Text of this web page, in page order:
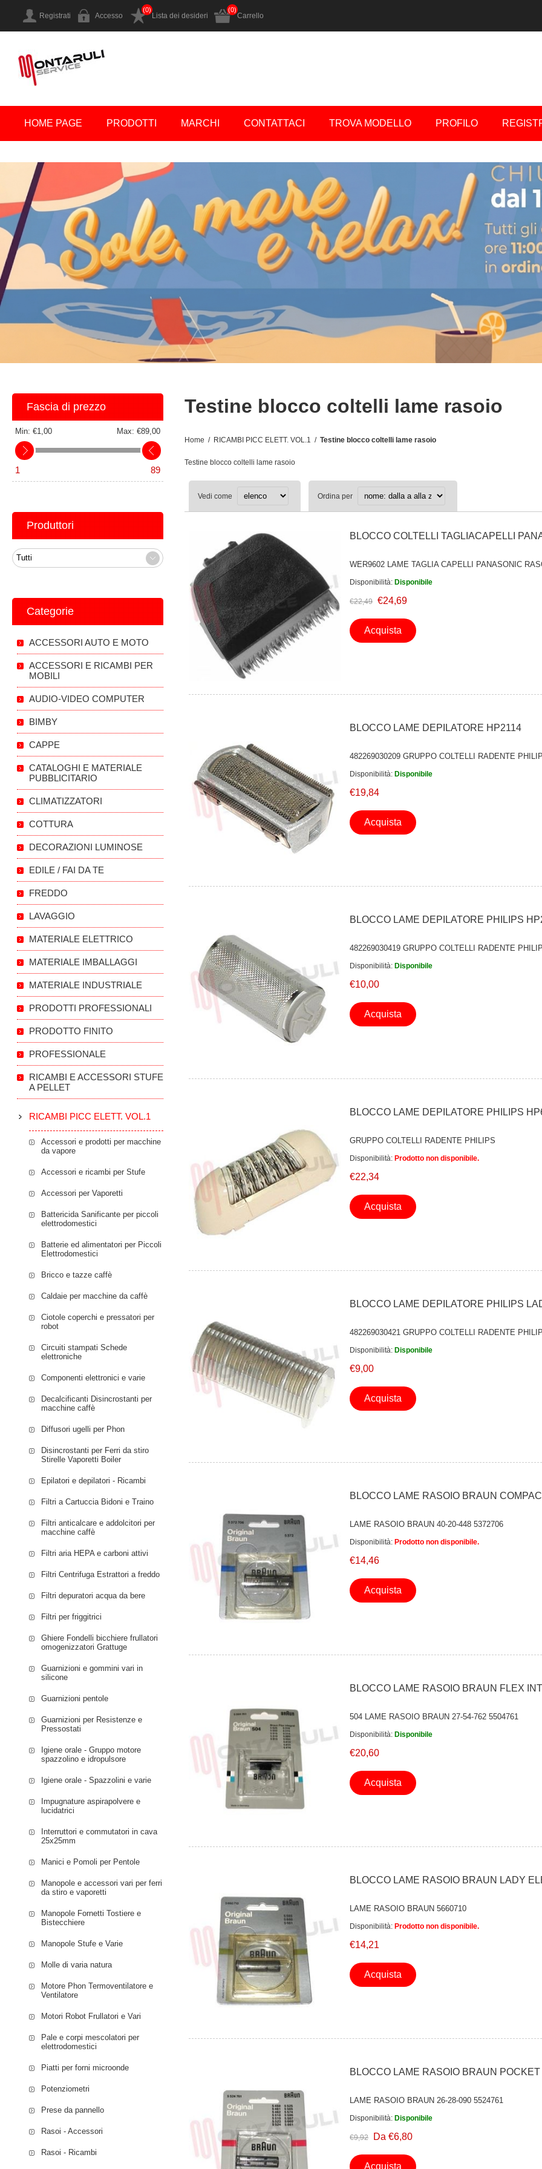
Registrati Accesso Lista dei desideri
(0)
Carrello
(0)
HOME PAGE PRODOTTI MARCHI CONTATTACI TROVA MODELLO PROFILO
Testine blocco coltelli lame rasoio
Home / RICAMBI PICC ELETT. VOL.1 / Testine blocco coltelli lame rasoio
Testine blocco coltelli lame rasoio
Vedi come Ordina per
BLOCCO COLTELLI TAGLIACAPELLI
WER9602 LAME TAGLIA CAPELLI PANASONIC
Disponibilità: Disponibile
€22,49 €24,69
Acquista
BLOCCO LAME DEPILATORE HP2114
482269030209 GRUPPO COLTELLI RADENTE
Disponibilità: Disponibile
€19,84
Acquista
BLOCCO LAME DEPILATORE PHILIPS
482269030419 GRUPPO COLTELLI RADENTE
Disponibilità: Disponibile
€10,00
Acquista
BLOCCO LAME DEPILATORE PHILIPS
GRUPPO COLTELLI RADENTE PHILIPS
Disponibilità: Prodotto non disponibile.
€22,34
Acquista
BLOCCO LAME DEPILATORE PHILIPS
482269030421 GRUPPO COLTELLI RADENTE
Disponibilità: Disponibile
€9,00
Acquista
BLOCCO LAME RASOIO BRAUN
LAME RASOIO BRAUN 40-20-448 5372706
Disponibilità: Prodotto non disponibile.
€14,46
Acquista
BLOCCO LAME RASOIO BRAUN FLEX
504 LAME RASOIO BRAUN 27-54-762 5504761
Disponibilità: Disponibile
€20,60
Acquista
BLOCCO LAME RASOIO BRAUN LADY
LAME RASOIO BRAUN 5660710
Disponibilità: Prodotto non disponibile.
€14,21
Acquista
BLOCCO LAME RASOIO BRAUN POCKET
LAME RASOIO BRAUN 26-28-090 5524761
Disponibilità: Disponibile
€9,92 Da €6,80
Acquista
Fascia di prezzo
Min: €1,00 Max: €89,00
1 89
Produttori
Categorie
ACCESSORI AUTO E MOTO
ACCESSORI E RICAMBI PER
MOBILI
AUDIO-VIDEO COMPUTER
BIMBY
CAPPE
CATALOGHI E MATERIALE
PUBBLICITARIO
CLIMATIZZATORI
COTTURA
DECORAZIONI LUMINOSE
EDILE / FAI DA TE
FREDDO
LAVAGGIO
MATERIALE ELETTRICO
MATERIALE IMBALLAGGI
MATERIALE INDUSTRIALE
PRODOTTI PROFESSIONALI
PRODOTTO FINITO
PROFESSIONALE
RICAMBI E ACCESSORI STUFE
A PELLET
RICAMBI PICC ELETT. VOL.1
Accessori e prodotti per macchine
da vapore
Accessori e ricambi per Stufe
Accessori per Vaporetti
Battericida Sanificante per piccoli
elettrodomestici
Batterie ed alimentatori per Piccoli
Elettrodomestici
Bricco e tazze caffè
Caldaie per macchine da caffè
Ciotole coperchi e pressatori per
robot
Circuiti stampati Schede
elettroniche
Componenti elettronici e varie
Decalcificanti Disincrostanti per
macchine caffè
Diffusori ugelli per Phon
Disincrostanti per Ferri da stiro
Stirelle Vaporetti Boiler
Epilatori e depilatori - Ricambi
Filtri a Cartuccia Bidoni e Traino
Filtri anticalcare e addolcitori per
macchine caffè
Filtri aria HEPA e carboni attivi
Filtri Centrifuga Estrattori a freddo
Filtri depuratori acqua da bere
Filtri per friggitrici
Ghiere Fondelli bicchiere frullatori
omogenizzatori Grattuge
Guarnizioni e gommini vari in
silicone
Guarnizioni pentole
Guarnizioni per Resistenze e
Pressostati
Igiene orale - Gruppo motore
spazzolino e idropulsore
Igiene orale - Spazzolini e varie
Impugnature aspirapolvere e
lucidatrici
Interruttori e commutatori in cava
25x25mm
Manici e Pomoli per Pentole
Manopole e accessori vari per ferri
da stiro e vaporetti
Manopole Fornetti Tostiere e
Bistecchiere
Manopole Stufe e Varie
Molle di varia natura
Motore Phon Termoventilatore e
Ventilatore
Motori Robot Frullatori e Vari
Pale e corpi mescolatori per
elettrodomestici
Piatti per forni microonde
Potenziometri
Prese da pannello
Rasoi - Accessori
Rasoi - Ricambi